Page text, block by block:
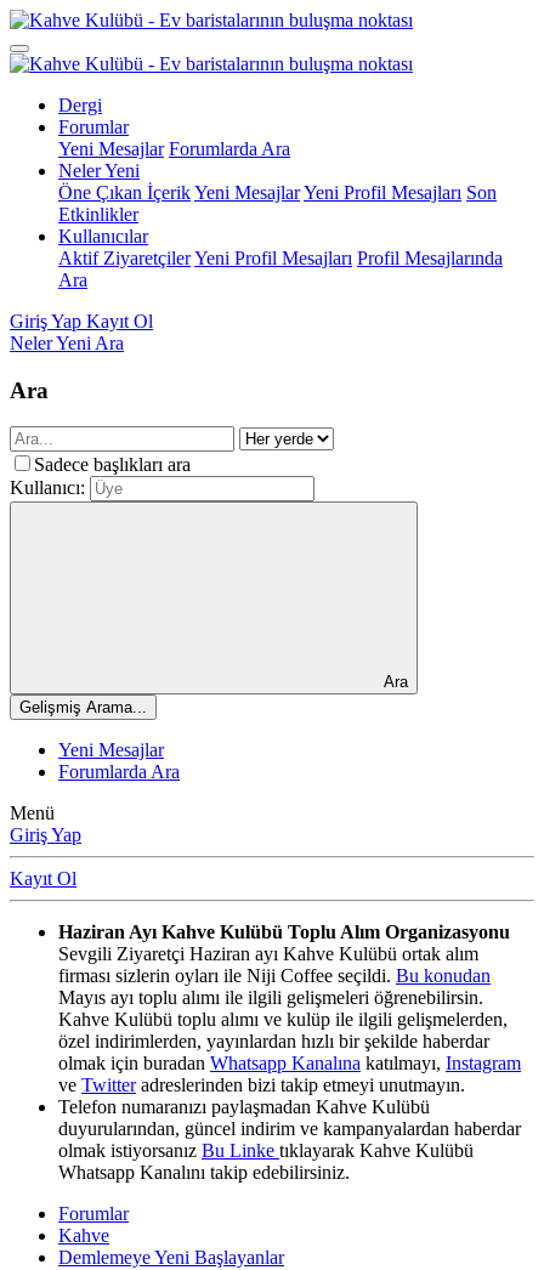
Dergi
Forumlar
Yeni Mesajlar Forumlarda Ara
Neler Yeni
Öne Çıkan İçerikYeni MesajlarYeni Profil Mesajları Son
Etkinlikler
Kullanıcılar
Aktif ZiyaretçilerYeni Profil Mesajları Profil Mesajlarında
Ara
Giriş Yap Kayıt Ol
Neler Yeni Ara
Ara
Sadece başlıkları ara
Kullanıcı:
Ara
Gelişmiş Arama...
Yeni Mesajlar
Forumlarda Ara
Menü
Giriş Yap
Kayıt Ol
Haziran Ayı Kahve Kulübü Toplu Alım Organizasyonu
Sevgili Ziyaretçi Haziran ayı Kahve Kulübü ortak alım
firması sizlerin oyları ile Niji Coffee seçildi. Bu konudan
Mayıs ayı toplu alımı ile ilgili gelişmeleri öğrenebilirsin.
Kahve Kulübü toplu alımı ve kulüp ile ilgili gelişmelerden,
özel indirimlerden, yayınlardan hızlı bir şekilde haberdar
olmak için buradan Whatsapp Kanalına katılmayı, Instagram
ve Twitteradreslerinden bizi takip etmeyi unutmayın.
Telefon numaranızı paylaşmadan Kahve Kulübü
duyurularından, güncel indirim ve kampanyalardan haberdar
olmak istiyorsanız Bu Linke tıklayarak Kahve Kulübü
Whatsapp Kanalını takip edebilirsiniz.
Forumlar
Kahve
Demlemeye Yeni Başlayanlar